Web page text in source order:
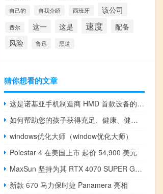
自己的 自我介绍 西班牙 该公司
费尔 这一 这是 速度
配备
风险
鲁迅 黑道
猜你想看的文章
这是诺基亚手机制造商 HMD 首款设备的抢先体验
如何帮助您的孩子获得充足、健康、健脑的睡眠
windows优化大师（window优化大师）
Polestar 4 在美国上市 起价 54,900 美元
MaxSun 坚持为其 RTX 4070 SUPER GPU 使用双 8 针电源连接器
新款 670 马力保时捷 Panamera 亮相